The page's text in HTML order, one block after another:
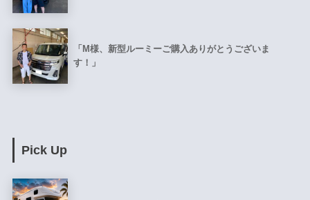
「M様、新型ルーミーご購入ありがとうございま
す！」
Pick Up